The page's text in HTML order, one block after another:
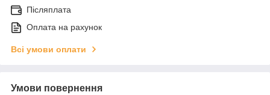
Післяплата
Оплата на рахунок
Всі умови оплати
Умови повернення